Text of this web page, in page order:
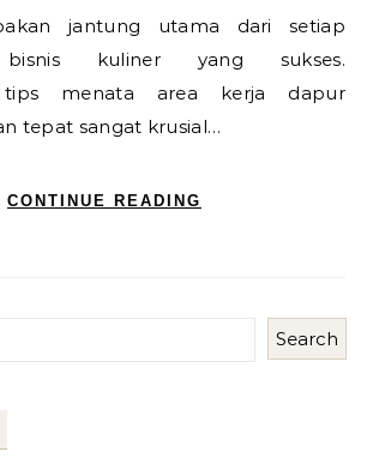
bisnis kuliner yang sukses.
tips menata area kerja dapur
tepat sangat krusial…
CONTINUE READING
Search